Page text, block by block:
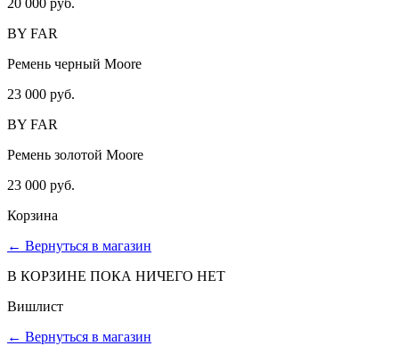
20 000 руб.
BY FAR
Ремень черный Moore
23 000 руб.
BY FAR
Ремень золотой Moore
23 000 руб.
Корзина
← Вернуться в магазин
В КОРЗИНЕ ПОКА НИЧЕГО НЕТ
Вишлист
← Вернуться в магазин